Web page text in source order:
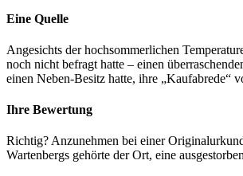
Eine Quelle
Angesichts der hochsommerlichen
noch nicht befragt hatte – einen
einen Neben-Besitz hatte, ihre „Kaufabrede“
Ihre Bewertung
Richtig? Anzunehmen bei einer
Wartenbergs gehörte der Ort, eine